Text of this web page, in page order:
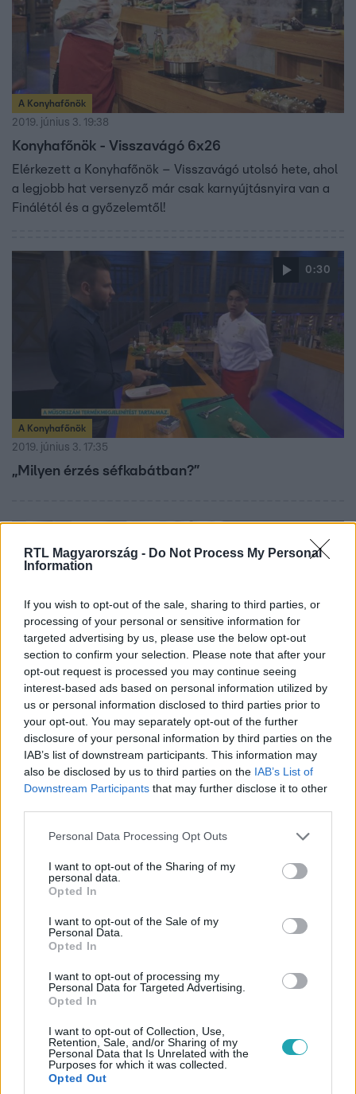
RTL Magyarország - Do Not Process My Personal
Information
If you wish to opt-out of the sale, sharing to third parties, or
processing of your personal or sensitive information for
targeted advertising by us, please use the below opt-out
section to confirm your selection. Please note that after your
opt-out request is processed you may continue seeing
interest-based ads based on personal information utilized by
us or personal information disclosed to third parties prior to
your opt-out. You may separately opt-out of the further
disclosure of your personal information by third parties on the
IAB’s list of downstream participants. This information may
also be disclosed by us to third parties on the IAB’s List of
Downstream Participants that may further disclose it to other
Please note that this website/app uses one or more Google
not limited to your visit or usage behaviour. You may click to
grant or deny consent to Google and its third-party tags to
use your data for below specified purposes in below Google
consent section.
Personal Data Processing Opt Outs
I want to opt-out of the Sharing of my
personal data.
Opted In
I want to opt-out of the Sale of my
Personal Data.
Opted In
I want to opt-out of processing my
Personal Data for Targeted Advertising.
Opted In
I want to opt-out of Collection, Use,
Retention, Sale, and/or Sharing of my
Personal Data that Is Unrelated with the
Purposes for which it was collected.
Opted Out
A Konyhafőnök
2019. június 3. 19:38
Konyhafőnök - Visszavágó 6x26
Elérkezett a Konyhafőnök – Visszavágó utolsó hete, ahol
a legjobb hat versenyző már csak karnyújtásnyira van a
Finálétól és a győzelemtől!
0:30
A Konyhafőnök
2019. június 3. 17:35
„Milyen érzés séfkabátban?”
1:04
2019. június 3. 13:30
Vininek meghozta a magabiztosságát a séfkabát
Milyen érzés lehet séfkabátben a pultba állni? Vinit
nemcsak erről kérdeztük, de a Finálé esélyeiről és a
A Konyhafőnök
2019. június 3. 13:30
Bogi: „Szeretném büszkén visszanézni magamat!”